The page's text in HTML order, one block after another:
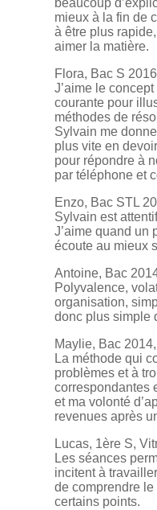
beaucoup
mieux à la fin de
à être plus
aimer la matière.
Flora, Bac S
J’aime le
courante pour
méthodes de
Sylvain me
plus vite en
pour répondre à
par téléphone et
Enzo, Bac STL
Sylvain est
J’aime quand un
écoute au mieux
Antoine, Bac
Polyvalence,
organisation,
donc plus simple
Maylie, Bac
La méthode qui
problèmes et à
correspondantes
et ma volonté
revenues après
Lucas, 1ère S,
Les séances
incitent à
de comprendre le
certains points.